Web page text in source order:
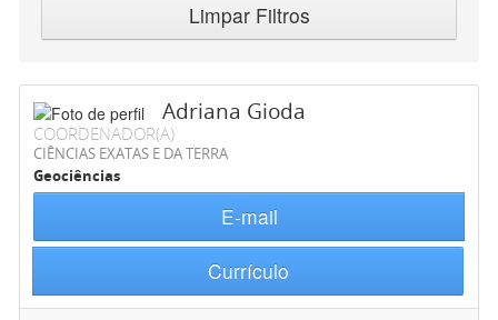
Limpar Filtros
Adriana Gioda
COORDENADOR(A)
CIÊNCIAS EXATAS E DA TERRA
Geociências
E-mail
Currículo